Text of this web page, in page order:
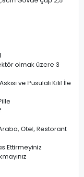
olmak üzere 3
ve Pusulalı Kılıf İle
Otel, Restorant
Ettirmeyiniz